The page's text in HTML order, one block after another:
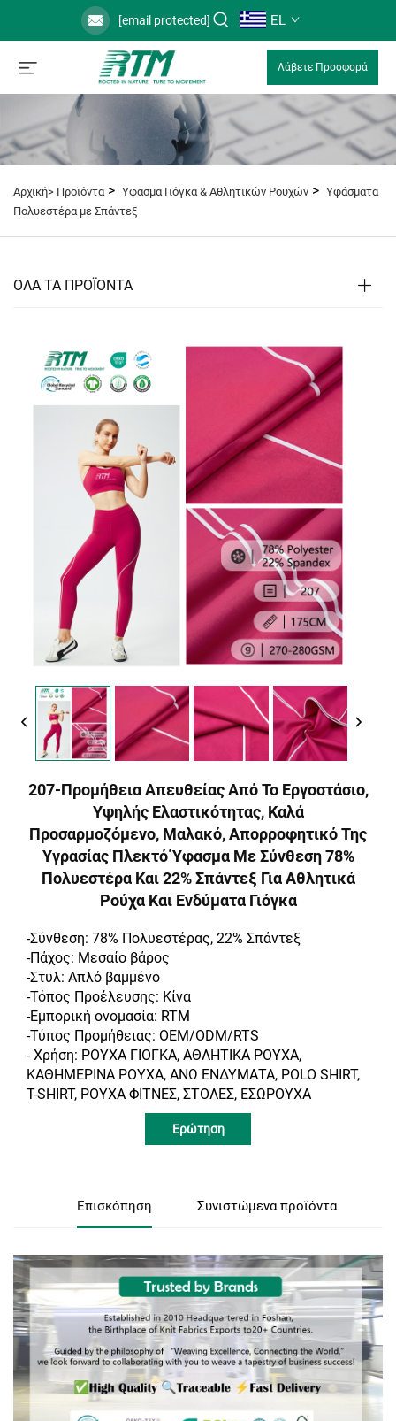
[email protected] EL
Λάβετε Προσφορά
Αρχική> Προϊόντα> Υφασμα Γιόγκα & Αθλητικών Ρουχών > Υφάσματα
Πολυεστέρα με Σπάντεξ
ΟΛΑ ΤΑ ΠΡΟΪΟΝΤΑ
207-Προμήθεια Απευθείας Από Το Εργοστάσιο,
Υψηλής Ελαστικότητας, Καλά
Προσαρμοζόμενο, Μαλακό, Απορροφητικό Της
Υγρασίας Πλεκτό Ύφασμα Με Σύνθεση 78%
Πολυεστέρα Και 22% Σπάντεξ Για Αθλητικά
Ρούχα Και Ενδύματα Γιόγκα
-Σύνθεση: 78% Πολυεστέρας, 22% Σπάντεξ
-Πάχος: Μεσαίο βάρος
-Στυλ: Απλό βαμμένο
-Τόπος Προέλευσης: Κίνα
-Εμπορική ονομασία: RTM
-Τύπος Προμήθειας: OEM/ODM/RTS
- Χρήση: ΡΟΥΧΑ ΓΙΟΓΚΑ, ΑΘΛΗΤΙΚΑ ΡΟΥΧΑ,
ΚΑΘΗΜΕΡΙΝΑ ΡΟΥΧΑ, ΑΝΩ ΕΝΔΥΜΑΤΑ, POLO SHIRT,
T-SHIRT, ΡΟΥΧΑ ΦΙΤΝΕΣ, ΣΤΟΛΕΣ, ΕΣΩΡΟΥΧΑ
Ερώτηση
Επισκόπηση Συνιστώμενα προϊόντα